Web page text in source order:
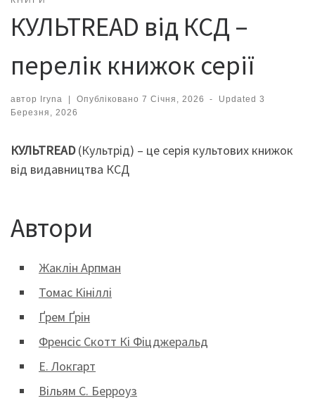
КУЛЬТREAD від КСД –
перелік книжок серії
автор Iryna Опубліковано 7 Січня, 2026 - Updated3
Березня, 2026
КУЛЬТREAD(Культрід) – це серія культових книжок
від видавництва КСД
Автори
Жаклін Арпман
Томас Кініллі
Ґрем Ґрін
Френсіс Скотт Кі Фіцджеральд
Е. Локгарт
Вільям С. Берроуз